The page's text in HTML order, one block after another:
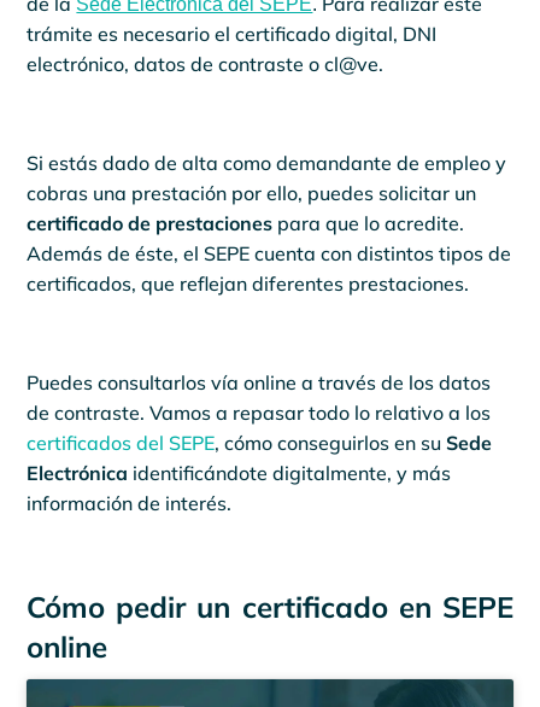
Sede Electrónica del SEPE.
trámite es necesario el certificado digital, DNI
electrónico, datos de contraste o cl@ve.
Si estás dado de alta como demandante de empleo y
cobras una prestación por ello, puedes solicitar un
certificado de prestaciones para que lo acredite.
Además de éste, el SEPE cuenta con distintos tipos de
certificados, que reflejan diferentes prestaciones.
Puedes consultarlos vía online a través de los datos
de contraste. Vamos a repasar todo lo relativo a los
certificados del SEPE, cómo conseguirlos en su Sede
Electrónica identificándote digitalmente, y más
información de interés.
Cómo pedir un certificado en SEPE
online